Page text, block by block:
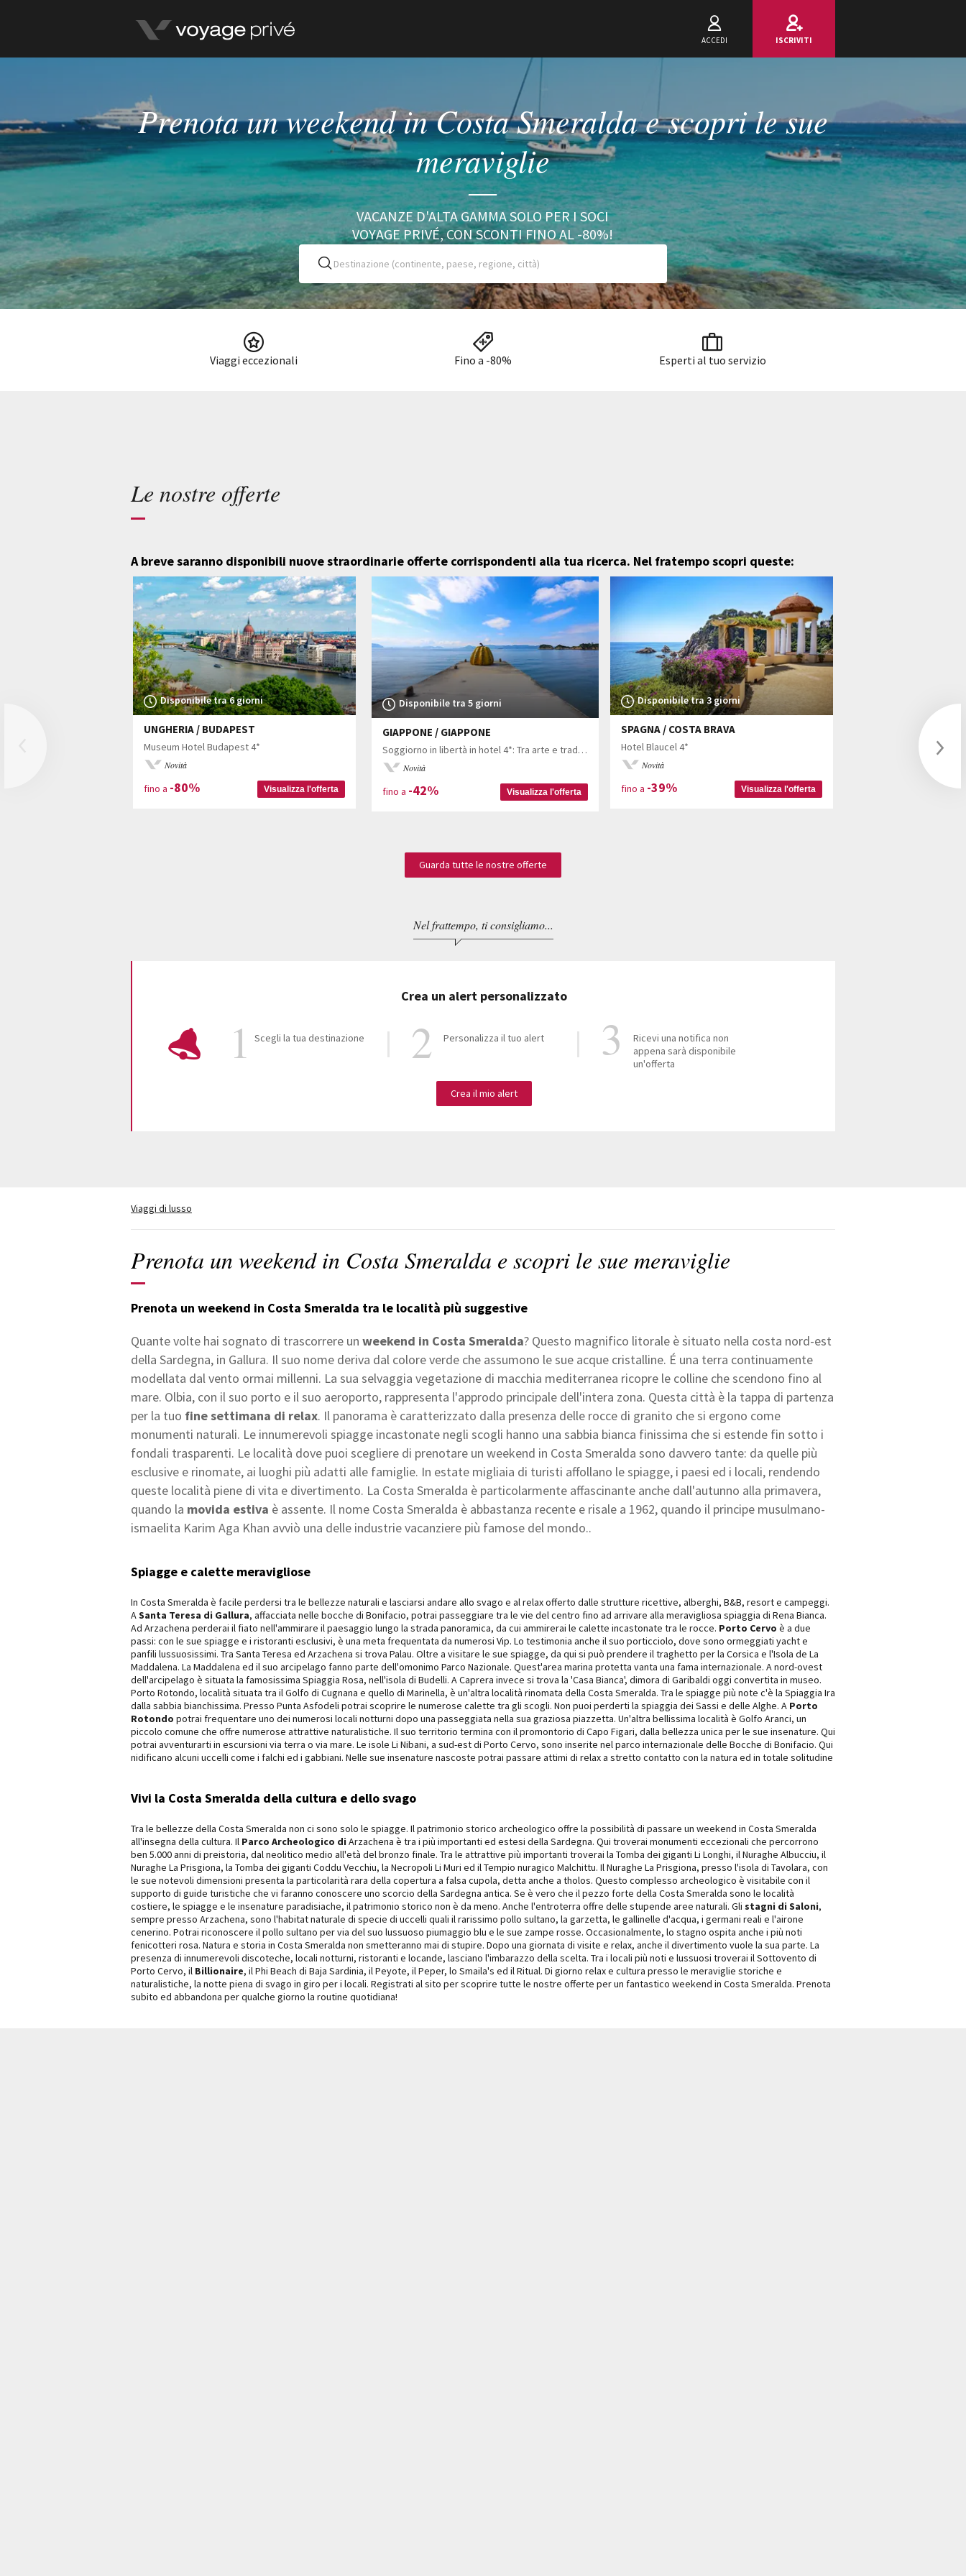
ACCEDI ISCRIVITI
Prenota un weekend in Costa Smeralda e scopri le sue
meraviglie
VACANZE D'ALTA GAMMA SOLO PER I SOCI
VOYAGE PRIVÉ, CON SCONTI FINO AL -80%!
Viaggi eccezionali Fino a -80% Esperti al tuo servizio
Le nostre offerte
A breve saranno disponibili nuove straordinarie offerte corrispondenti alla tua ricerca. Nel fratempo scopri queste:
Disponibile tra 6 giorni
UNGHERIA / BUDAPEST
Museum Hotel Budapest 4*
Novità
fino a -80% Visualizza l'offerta
Disponibile tra 5 giorni
GIAPPONE / GIAPPONE
Soggiorno in libertà in hotel 4*: Tra arte e tradizione con possibile notte in un ryokan
Novità
fino a -42% Visualizza l'offerta
Disponibile tra 3 giorni
SPAGNA / COSTA BRAVA
Hotel Blaucel 4*
Novità
fino a -39% Visualizza l'offerta
Disponibile tra 3
MAROCCO /
Soggiorno in libertà:
Guarda tutte le nostre offerte
Nel frattempo, ti consigliamo...
Crea un alert personalizzato
Scegli la tua destinazione Personalizza il tuo alert
Ricevi una notifica non
appena sarà disponibile
un'offerta
Crea il mio alert
Viaggi di lusso
Prenota un weekend in Costa Smeralda e scopri le sue meraviglie
Prenota un weekend in Costa Smeralda tra le località più suggestive
Quante volte hai sognato di trascorrere un weekend in Costa Smeralda? Questo magnifico litorale è situato nella costa nord-est
della Sardegna, in Gallura. Il suo nome deriva dal colore verde che assumono le sue acque cristalline. É una terra continuamente
modellata dal vento ormai millenni. La sua selvaggia vegetazione di macchia mediterranea ricopre le colline che scendono fino al
mare. Olbia, con il suo porto e il suo aeroporto, rappresenta l'approdo principale dell'intera zona. Questa città è la tappa di partenza
per la tuo fine settimana di relax. Il panorama è caratterizzato dalla presenza delle rocce di granito che si ergono come
monumenti naturali. Le innumerevoli spiagge incastonate negli scogli hanno una sabbia bianca finissima che si estende fin sotto i
fondali trasparenti. Le località dove puoi scegliere di prenotare un weekend in Costa Smeralda sono davvero tante: da quelle più
esclusive e rinomate, ai luoghi più adatti alle famiglie. In estate migliaia di turisti affollano le spiagge, i paesi ed i locali, rendendo
queste località piene di vita e divertimento. La Costa Smeralda è particolarmente affascinante anche dall'autunno alla primavera,
quando la movida estiva è assente. Il nome Costa Smeralda è abbastanza recente e risale a 1962, quando il principe musulmano-
ismaelita Karim Aga Khan avviò una delle industrie vacanziere più famose del mondo..
Spiagge e calette meravigliose
In Costa Smeralda è facile perdersi tra le bellezze naturali e lasciarsi andare allo svago e al relax offerto dalle strutture ricettive, alberghi, B&B, resort e campeggi.
ASanta Teresa di Gallura, affacciata nelle bocche di Bonifacio, potrai passeggiare tra le vie del centro fino ad arrivare alla meravigliosa spiaggia di Rena Bianca.
Ad Arzachena perderai il fiato nell'ammirare il paesaggio lungo la strada panoramica, da cui ammirerai le calette incastonate tra le rocce. Porto Cervo è a due
passi: con le sue spiagge e i ristoranti esclusivi, è una meta frequentata da numerosi Vip. Lo testimonia anche il suo porticciolo, dove sono ormeggiati yacht e
panfili lussuosissimi. Tra Santa Teresa ed Arzachena si trova Palau. Oltre a visitare le sue spiagge, da qui si può prendere il traghetto per la Corsica e l'Isola de La
Maddalena. La Maddalena ed il suo arcipelago fanno parte dell'omonimo Parco Nazionale. Quest'area marina protetta vanta una fama internazionale. A nord-ovest
dell'arcipelago è situata la famosissima Spiaggia Rosa, nell'isola di Budelli. A Caprera invece si trova la 'Casa Bianca', dimora di Garibaldi oggi convertita in museo.
Porto Rotondo, località situata tra il Golfo di Cugnana e quello di Marinella, è un'altra località rinomata della Costa Smeralda. Tra le spiagge più note c'è la Spiaggia Ira
dalla sabbia bianchissima. Presso Punta Asfodeli potrai scoprire le numerose calette tra gli scogli. Non puoi perderti la spiaggia dei Sassi e delle Alghe. A Porto
Rotondo potrai frequentare uno dei numerosi locali notturni dopo una passeggiata nella sua graziosa piazzetta. Un'altra bellissima località è Golfo Aranci, un
piccolo comune che offre numerose attrattive naturalistiche. Il suo territorio termina con il promontorio di Capo Figari, dalla bellezza unica per le sue insenature. Qui
potrai avventurarti in escursioni via terra o via mare. Le isole Li Nibani, a sud-est di Porto Cervo, sono inserite nel parco internazionale delle Bocche di Bonifacio. Qui
nidificano alcuni uccelli come i falchi ed i gabbiani. Nelle sue insenature nascoste potrai passare attimi di relax a stretto contatto con la natura ed in totale solitudine
Vivi la Costa Smeralda della cultura e dello svago
Tra le bellezze della Costa Smeralda non ci sono solo le spiagge. Il patrimonio storico archeologico offre la possibilità di passare un weekend in Costa Smeralda
all'insegna della cultura. Il Parco Archeologico di Arzachena è tra i più importanti ed estesi della Sardegna. Qui troverai monumenti eccezionali che percorrono
ben 5.000 anni di preistoria, dal neolitico medio all'età del bronzo finale. Tra le attrattive più importanti troverai la Tomba dei giganti Li Longhi, il Nuraghe Albucciu, il
Nuraghe La Prisgiona, la Tomba dei giganti Coddu Vecchiu, la Necropoli Li Muri ed il Tempio nuragico Malchittu. Il Nuraghe La Prisgiona, presso l'isola di Tavolara, con
le sue notevoli dimensioni presenta la particolarità rara della copertura a falsa cupola, detta anche a tholos. Questo complesso archeologico è visitabile con il
supporto di guide turistiche che vi faranno conoscere uno scorcio della Sardegna antica. Se è vero che il pezzo forte della Costa Smeralda sono le località
costiere, le spiagge e le insenature paradisiache, il patrimonio storico non è da meno. Anche l'entroterra offre delle stupende aree naturali. Gli stagni di Saloni,
sempre presso Arzachena, sono l'habitat naturale di specie di uccelli quali il rarissimo pollo sultano, la garzetta, le gallinelle d'acqua, i germani reali e l'airone
cenerino. Potrai riconoscere il pollo sultano per via del suo lussuoso piumaggio blu e le sue zampe rosse. Occasionalmente, lo stagno ospita anche i più noti
fenicotteri rosa. Natura e storia in Costa Smeralda non smetteranno mai di stupire. Dopo una giornata di visite e relax, anche il divertimento vuole la sua parte. La
presenza di innumerevoli discoteche, locali notturni, ristoranti e locande, lasciano l'imbarazzo della scelta. Tra i locali più noti e lussuosi troverai il Sottovento di
Porto Cervo, il Billionaire, il Phi Beach di Baja Sardinia, il Peyote, il Peper, lo Smaila's ed il Ritual. Di giorno relax e cultura presso le meraviglie storiche e
naturalistiche, la notte piena di svago in giro per i locali. Registrati al sito per scoprire tutte le nostre offerte per un fantastico weekend in Costa Smeralda. Prenota
subito ed abbandona per qualche giorno la routine quotidiana!